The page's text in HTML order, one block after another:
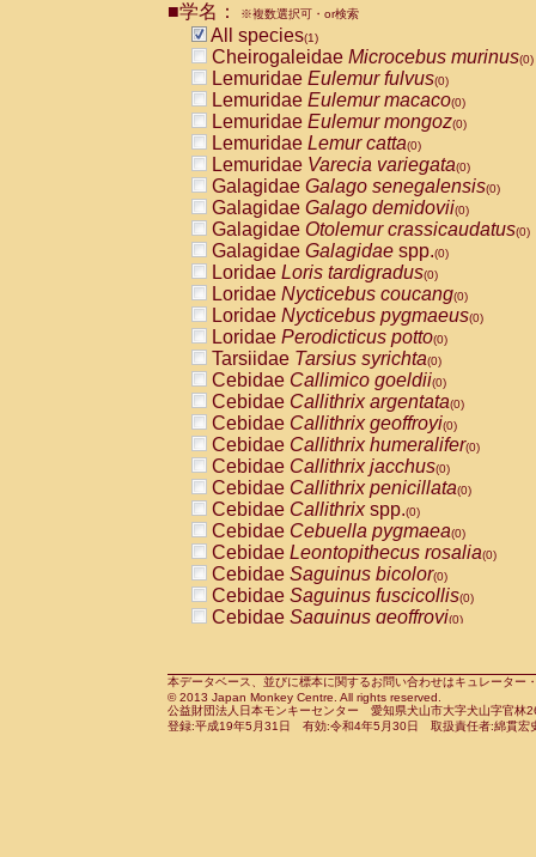
CebidaeCebus nigrivittatus
CebidaeCebus
CebidaeSaimiri boliviensis(0)
CebidaeSaimiri sciureus(0)
AtelidaeAlouatta caraya(0)
AtelidaeAlouatta fusca(0)
AtelidaeAlouatta seniculus
AtelidaeAlouattaspp.(0)
AtelidaeAteles belzebuth(0)
AtelidaeAteles geoffroyi(0)
AtelidaeAteles paniscus(0)
AtelidaeAtelesspp.(0)
Atelidae Lagothrix lagothricha
AtelidaeLagothrix lagothricha cana
PitheciidaeCacajao calvus
PitheciidaeCallicebus cupreus
PitheciidaeCallicebus donacophilus
PitheciidaeCallicebus moloch
PitheciidaeCallicebus torquatus
PitheciidaeCallicebusspp.(0)
PitheciidaeChiropotes satanas(0)
PitheciidaePithecia monachus
PitheciidaePithecia pithecia(0)
CercopithecidaeCercocebus agilis
CercopithecidaeCercocebus
CercopithecidaeCercocebus
CercopithecidaeCercocebus
CercopithecidaeCercocebus
CercopithecidaeCercocebushybrid
CercopithecidaePapio anubis(0)
CercopithecidaePapio cynocephalus
CercopithecidaePapio hamadryas(0)
■学名： ※複数選択可・or検索
All species(1)
Cheirogaleidae Microcebus murinus(0)
Lemuridae Eulemur fulvus(0)
Lemuridae Eulemur macaco(0)
Lemuridae Eulemur mongoz(0)
Lemuridae Lemur catta(0)
Lemuridae Varecia variegata(0)
Galagidae Galago senegalensis(0)
Galagidae Galago demidovii(0)
Galagidae Otolemur crassicaudatus(0)
Galagidae Galagidae spp.(0)
Loridae Loris tardigradus(0)
Loridae Nycticebus coucang(0)
Loridae Nycticebus pygmaeus(0)
Loridae Perodicticus potto(0)
Tarsiidae Tarsius syrichta(0)
Cebidae Callimico goeldii(0)
Cebidae Callithrix argentata(0)
Cebidae Callithrix geoffroyi(0)
Cebidae Callithrix humeralifer(0)
Cebidae Callithrix jacchus(0)
Cebidae Callithrix penicillata(0)
Cebidae Callithrixspp.(0)
Cebidae Cebuella pygmaea(0)
Cebidae Leontopithecus rosalia(0)
Cebidae Saguinus bicolor(0)
Cebidae Saguinus fuscicollis(0)
Cebidae Saguinus geoffroyi(0)
CebidaeSaguinus leucopus(0)
CebidaeSaguinus midas(0)
Cebidae Saguinus mystax(0)
本データベース、並びに標本に関するお問い合わせはキュレータ
© 2013 Japan Monkey Centre. All rights reserved.
公益財団法人日本モンキーセンター 愛知県犬山市大字犬山字官
登録:平成19年5月31日 有効:令和4年5月30日 取扱責任者:綿貫宏